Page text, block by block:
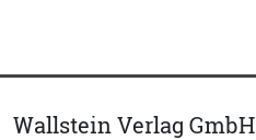
Wallstein Verlag GmbH